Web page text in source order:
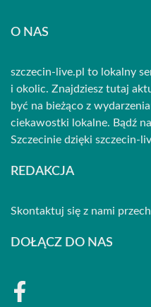
O NAS
szczecin-live.pl to lokalny
i okolic. Znajdziesz tutaj
być na bieżąco z
ciekawostki lokalne. Bądź
Szczecinie dzięki szczecin-
REDAKCJA
Skontaktuj się z nami
DOŁĄCZ DO NAS